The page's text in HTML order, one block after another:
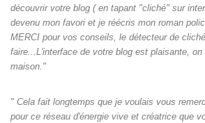
découvrir votre blog ( en tapant "cliché" sur
devenu mon favori et je réécris mon roman
MERCI pour vos conseils, le détecteur de
faire...L'interface de votre blog est plaisante,
maison."
" Cela fait longtemps que je voulais vous
pour ce réseau d'énergie vive et créatrice que